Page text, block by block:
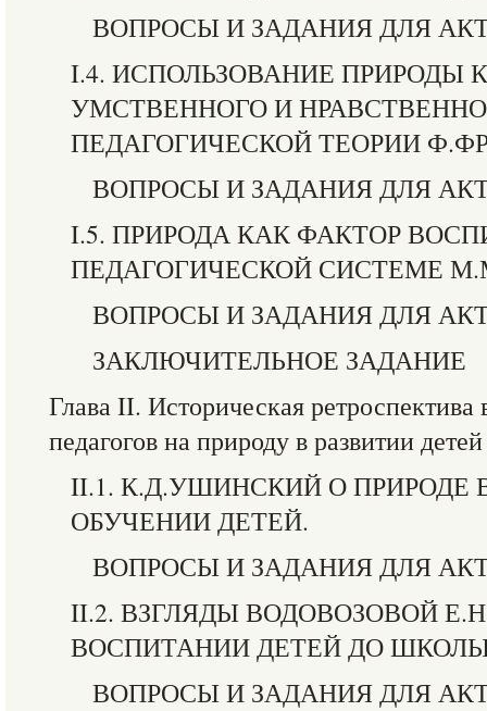
ВОПРОСЫ И ЗАДАНИЯ ДЛЯ
I.4. ИСПОЛЬЗОВАНИЕ ПРИРОДЫ
УМСТВЕННОГО И
ПЕДАГОГИЧЕСКОЙ ТЕОРИИ
ВОПРОСЫ И ЗАДАНИЯ ДЛЯ
I.5. ПРИРОДА КАК ФАКТОР
ПЕДАГОГИЧЕСКОЙ СИСТЕМЕ
ВОПРОСЫ И ЗАДАНИЯ ДЛЯ
ЗАКЛЮЧИТЕЛЬНОЕ ЗАДАНИЕ
Глава II. Историческая ретроспектива
педагогов на природу в развитии детей
II.1. К.Д.УШИНСКИЙ О ПРИРОДЕ
ОБУЧЕНИИ ДЕТЕЙ.
ВОПРОСЫ И ЗАДАНИЯ ДЛЯ
II.2. ВЗГЛЯДЫ ВОДОВОЗОВОЙ
ВОСПИТАНИИ ДЕТЕЙ ДО
ВОПРОСЫ И ЗАДАНИЯ ДЛЯ